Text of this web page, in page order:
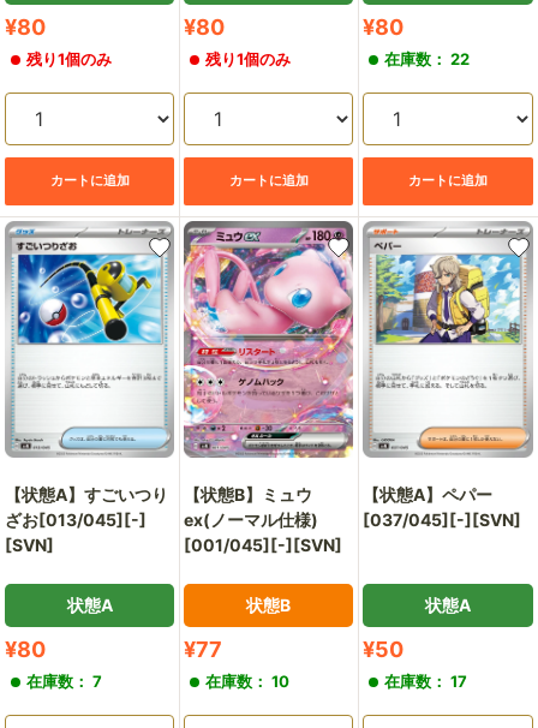
販
価
格
¥80
残り1個のみ
カートに追加
販
価
格
¥80
残り1個のみ
カートに追加
販
価
格
¥80
在庫数： 22
カートに追加
【状態A】すごいつり
ざお[013/045][-]
[SVN]
状態A
販
価
格
¥80
在庫数： 7
【状態B】ミュウ
ex(ノーマル仕様)
[001/045][-][SVN]
状態B
販
価
格
¥77
在庫数： 10
【状態A】ペパー
[037/045][-][SVN]
状態A
販
価
格
¥50
在庫数： 17